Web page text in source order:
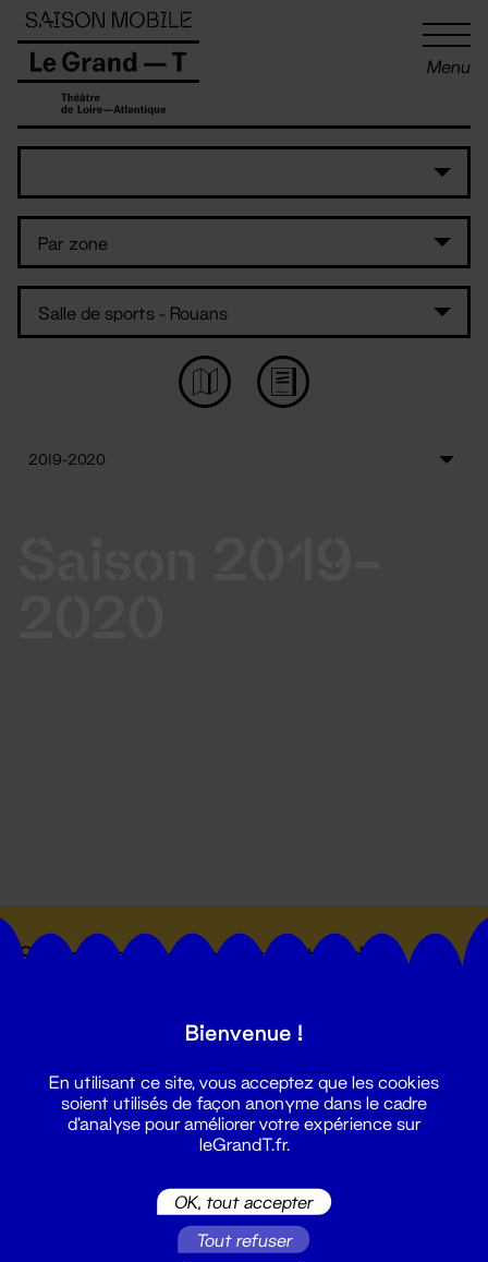
Menu
Suivez toutes les actualités du
Panneau de gestion des cookies
Bienvenue !
En utilisant ce site, vous acceptez que les cookies
soient utilisés de façon anonyme dans le cadre
d'analyse pour améliorer votre expérience sur
leGrandT.fr.
OK, tout accepter
Tout refuser